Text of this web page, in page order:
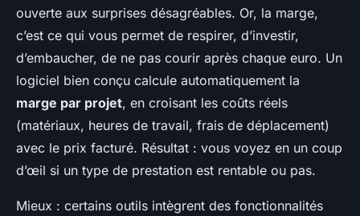
ouverte aux surprises désagréables. Or, la marge,
c’est ce qui vous permet de respirer, d’investir,
d’embaucher, de ne pas courir après chaque euro. Un
logiciel bien conçu calcule automatiquement la
marge par projet, en croisant les coûts réels
(matériaux, heures de travail, frais de déplacement)
avec le prix facturé. Résultat : vous voyez en un coup
d’œil si un type de prestation est rentable ou pas.
Mieux : certains outils intègrent des fonctionnalités